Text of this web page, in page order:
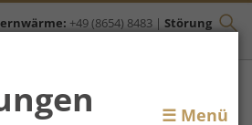
+49 (8654) 8483 | Störung
Toggle
☰ Menü